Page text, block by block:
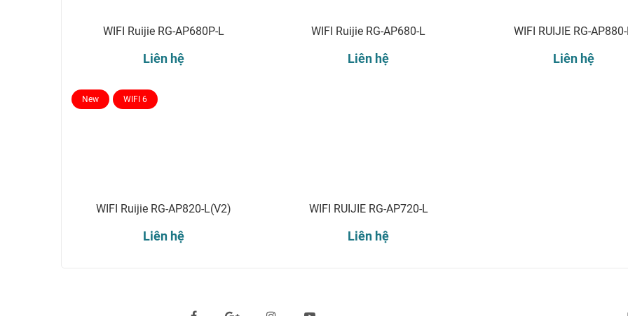
WIFI Ruijie RG-AP680P-L
Liên hệ
WIFI Ruijie RG-AP680-L
Liên hệ
WIFI RUIJIE RG-
Liên hệ
WIFI Ruijie RG-AP820-L(V2)
Liên hệ
New WIFI 6
WIFI RUIJIE RG-AP720-L
Liên hệ